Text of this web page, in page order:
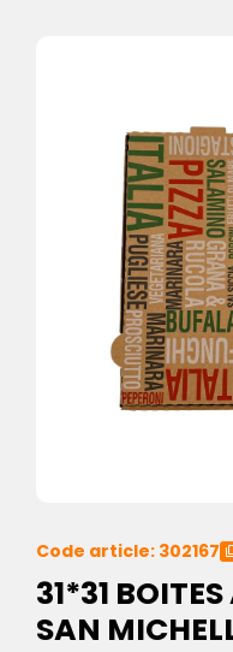
Code article: 302167
31*31
SAN